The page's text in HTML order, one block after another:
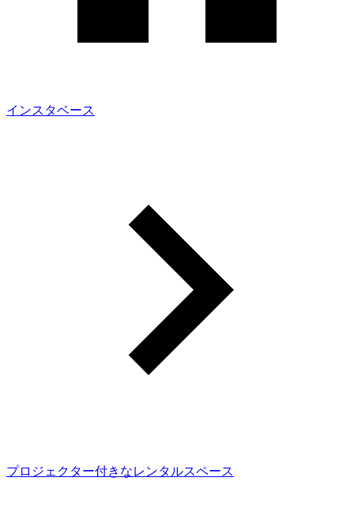
インスタベース
プロジェクター付きなレンタルスペース